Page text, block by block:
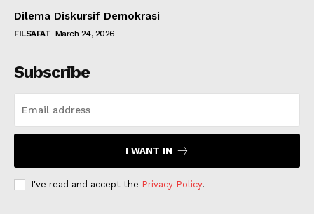
Dilema Diskursif Demokrasi
FILSAFAT March 24, 2026
Subscribe
I WANT IN
I've read and accept the Privacy Policy.